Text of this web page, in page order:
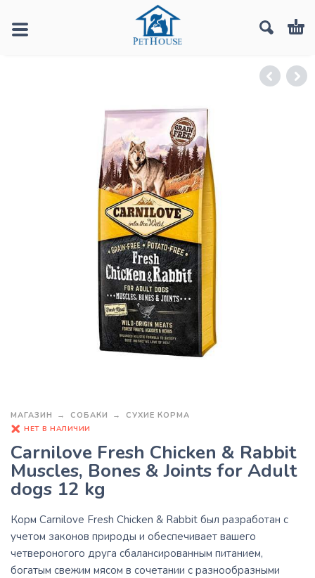
МАГАЗИН СОБАКИ СУХИЕ КОРМА
НЕТ В НАЛИЧИИ
Carnilove Fresh Chicken & Rabbit
Muscles, Bones & Joints for Adult
dogs 12 kg
Корм Carnilove Fresh Chicken & Rabbit был разработан с
учетом законов природы и обеспечивает вашего
четвероногого друга сбалансированным питанием,
богатым свежим мясом в сочетании с разнообразными